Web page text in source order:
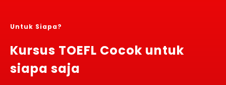
Untuk Siapa?
Kursus TOEFL Cocok untuk
siapa saja